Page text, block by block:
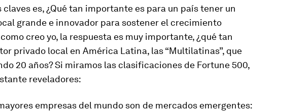
es, ¿Qué tan importante es para un país tener un
grande e innovador para sostener el crecimiento
como creo yo, la respuesta es muy importante, ¿qué tan
privado local en América Latina, las “Multilatinas”, que
20 años? Si miramos las clasificaciones de Fortune 500,
reveladores:
empresas del mundo son de mercados emergentes: